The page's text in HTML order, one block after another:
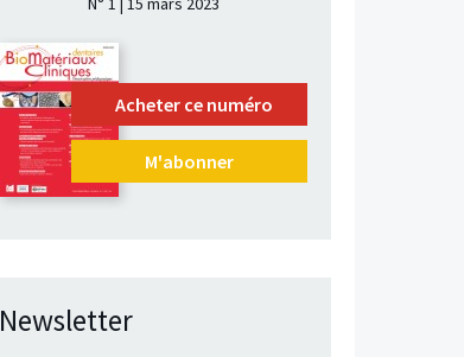
Acheter ce numéro
M'abonner
Newsletter